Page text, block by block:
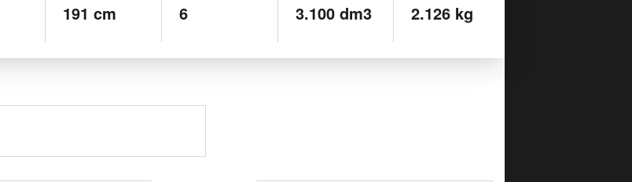
191 cm 6 3.100 dm3 2.126 kg